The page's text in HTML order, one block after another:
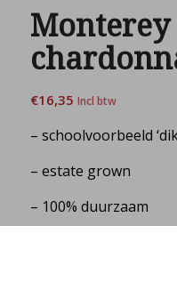
€16,35 Incl btw
– schoolvoorbeeld
– estate grown
– 100% duurzaam